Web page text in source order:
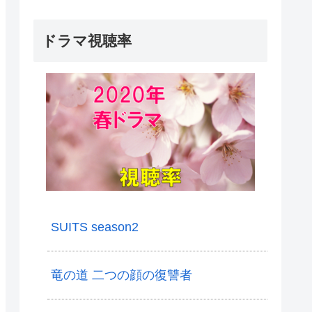
ドラマ視聴率
SUITS season2
竜の道 二つの顔の復讐者